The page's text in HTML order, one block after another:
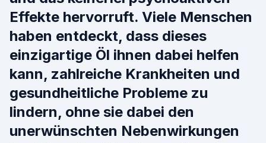
Effekte hervorruft. Viele Menschen
haben entdeckt, dass dieses
einzigartige Öl ihnen dabei helfen
kann, zahlreiche Krankheiten und
gesundheitliche Probleme zu
lindern, ohne sie dabei den
unerwünschten Nebenwirkungen